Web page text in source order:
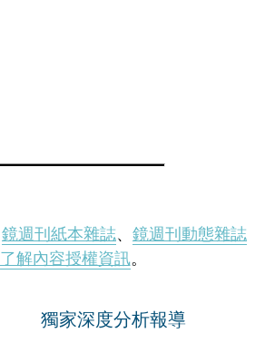
鏡週刊紙本雜誌、 鏡週刊動態雜誌
了解內容授權資訊。
獨家深度分析報導